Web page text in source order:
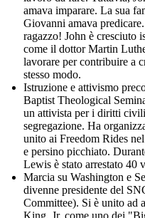
amava imparare. La sua
Giovanni amava
ragazzo! John è cresciuto
come il dottor Martin
lavorare per contribuire a
stesso modo.
Istruzione e attivismo
Baptist Theological
un attivista per i diritti
segregazione. Ha
unito ai Freedom Rides
e persino picchiato.
Lewis è stato arrestato 40
Marcia su Washington e
divenne presidente del
Committee). Si è unito ad
King, Jr. come uno dei